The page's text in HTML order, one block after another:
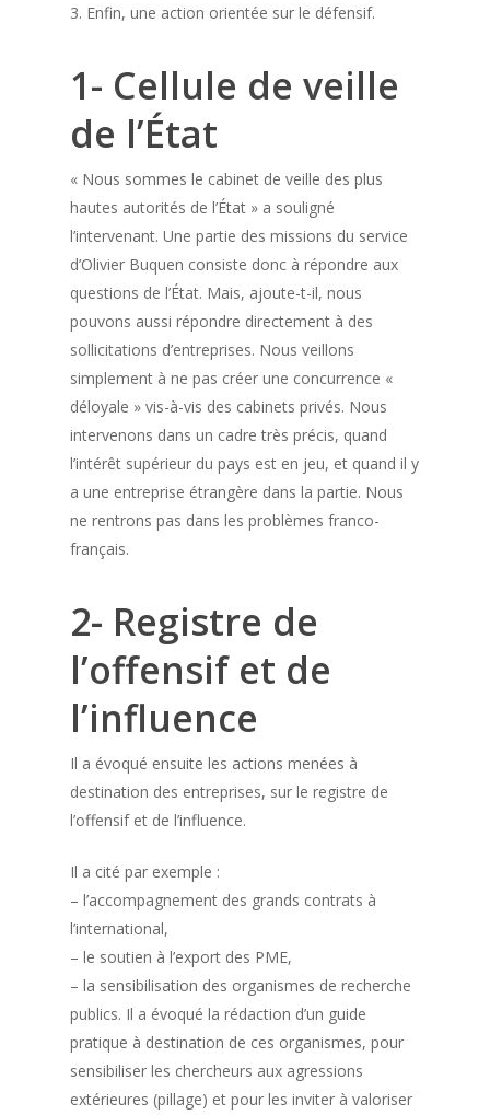
3. Enfin, une action orientée sur le défensif.
1- Cellule de veille
de l’État
« Nous sommes le cabinet de veille des plus
hautes autorités de l’État » a souligné
l’intervenant. Une partie des missions du service
d’Olivier Buquen consiste donc à répondre aux
questions de l’État. Mais, ajoute-t-il, nous
pouvons aussi répondre directement à des
sollicitations d’entreprises. Nous veillons
simplement à ne pas créer une concurrence «
déloyale » vis-à-vis des cabinets privés. Nous
intervenons dans un cadre très précis, quand
l’intérêt supérieur du pays est en jeu, et quand il y
a une entreprise étrangère dans la partie. Nous
ne rentrons pas dans les problèmes franco-
français.
2- Registre de
l’offensif et de
l’influence
Il a évoqué ensuite les actions menées à
destination des entreprises, sur le registre de
l’offensif et de l’influence.
Il a cité par exemple :
– l’accompagnement des grands contrats à
l’international,
– le soutien à l’export des PME,
– la sensibilisation des organismes de recherche
publics. Il a évoqué la rédaction d’un guide
pratique à destination de ces organismes, pour
sensibiliser les chercheurs aux agressions
extérieures (pillage) et pour les inviter à valoriser